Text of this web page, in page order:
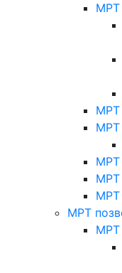
МРТ
МРТ
МРТ
МРТ
МРТ
МРТ
МРТ
МРТ